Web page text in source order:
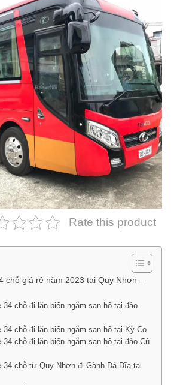
Rate this product
chỗ giá rẻ năm 2023 tại Quy Nhơn –
34 chỗ đi lặn biển ngắm san hô tại đảo
34 chỗ đi lặn biển ngắm san hô tại Kỳ Co
34 chỗ đi lặn biển ngắm san hô tại đảo Cù
34 chỗ từ Quy Nhơn đi Gành Đá Đĩa tại